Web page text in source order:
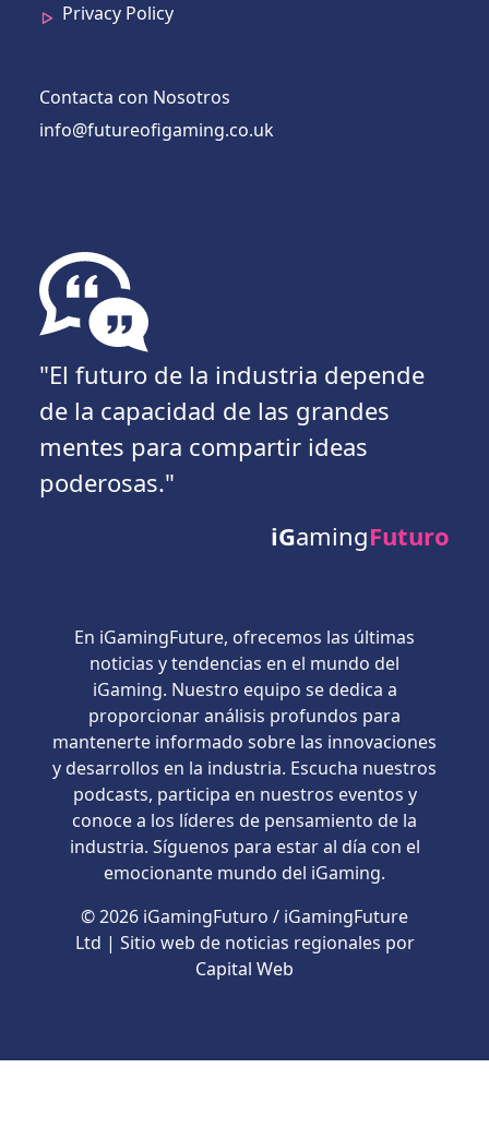
Privacy Policy
Contacta con Nosotros
info@futureofigaming.co.uk
"El futuro de la industria depende
de la capacidad de las grandes
mentes para compartir ideas
poderosas."
iGamingFuturo
En iGamingFuture, ofrecemos las últimas
noticias y tendencias en el mundo del
iGaming. Nuestro equipo se dedica a
proporcionar análisis profundos para
mantenerte informado sobre las innovaciones
y desarrollos en la industria. Escucha nuestros
podcasts, participa en nuestros eventos y
conoce a los líderes de pensamiento de la
industria. Síguenos para estar al día con el
emocionante mundo del iGaming.
© 2026 iGamingFuturo / iGamingFuture
Ltd | Sitio web de noticias regionales por
Capital Web